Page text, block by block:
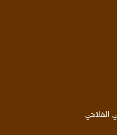
الفلاحي